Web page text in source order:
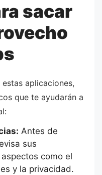
sacar
aplicaciones,
que te ayudarán a
Antes de
sus
como el
y la privacidad.